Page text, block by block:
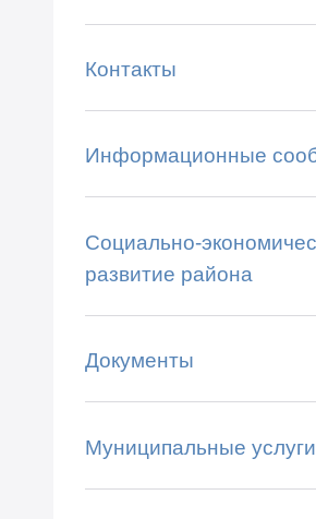
Контакты
Информационные
Социально-
развитие района
Документы
Муниципальные услуги